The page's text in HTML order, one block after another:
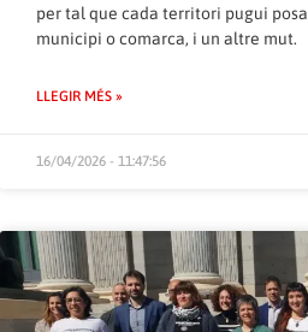
per tal que cada territori pugui
municipi o comarca, i un altre mut.
LLEGIR MÉS »
16/04/2026 - 11:47:56